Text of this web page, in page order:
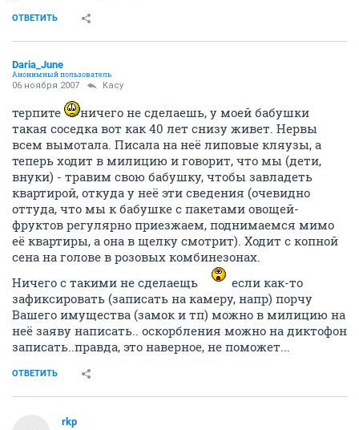
ОТВЕТИТЬ
Daria_June
Анонимный пользователь
06 ноября 2007 Kacy
терпите
ничего не сделаешь, у моей бабушки
такая соседка вот как 40 лет снизу живет. Нервы
всем вымотала. Писала на неё липовые кляузы, а
теперь ходит в милицию и говорит, что мы (дети,
внуки) - травим свою бабушку, чтобы завладеть
квартирой, откуда у неё эти сведения (очевидно
оттуда, что мы к бабушке с пакетами овощей-
фруктов регулярно приезжаем, поднимаемся мимо
её квартиры, а она в щелку смотрит). Ходит с копной
сена на голове в розовых комбинезонах.
Ничего с такими не сделаещь
если как-то
зафиксировать (записать на камеру, напр) порчу
Вашего имущества (замок и тп) можно в милицию на
неё заяву написать.. оскорбления можно на диктофон
записать..правда, это наверное, не поможет...
ОТВЕТИТЬ
rkp